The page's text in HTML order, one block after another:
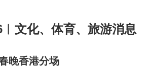
文化、体育、旅游消息
晚香港分场